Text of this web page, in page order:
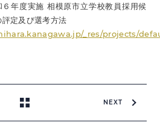
年度実施 相模原市立学校教員採用候
定及び選考方法
_res/projects/
NEXT